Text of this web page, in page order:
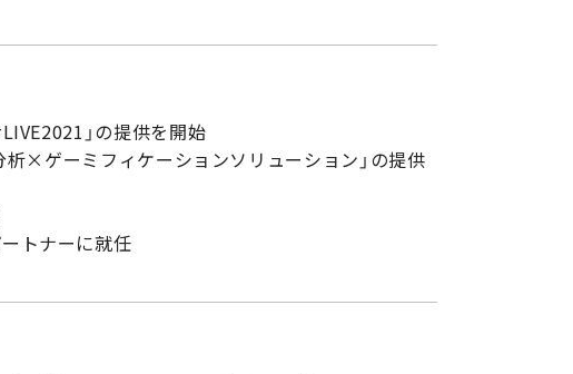
」の提供を開始
×ゲーミフィケーションソリューション」の提供
トナーに就任